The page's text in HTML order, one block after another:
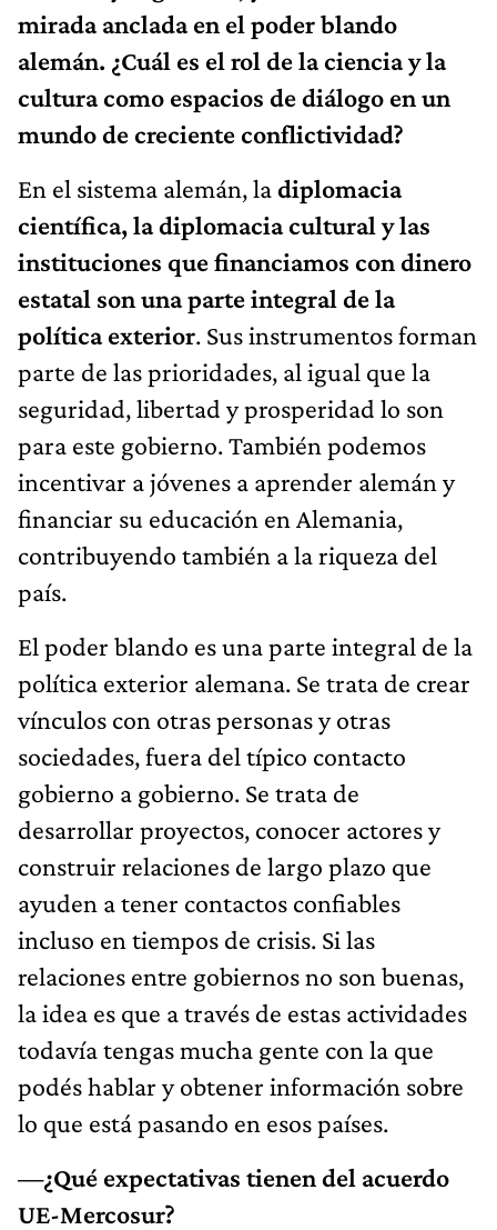
mirada anclada en el poder blando
alemán. ¿Cuál es el rol de la ciencia y la
cultura como espacios de diálogo en un
mundo de creciente conflictividad?
En el sistema alemán, ladiplomacia
científica, la diplomacia cultural y las
instituciones que financiamos con dinero
estatal son una parte integral de la
política exterior. Sus instrumentos forman
parte de las prioridades, al igual que la
seguridad, libertad y prosperidad lo son
para este gobierno. También podemos
incentivar a jóvenes a aprender alemán y
financiar su educación en Alemania,
contribuyendo también a la riqueza del
país.
El poder blando es una parte integral de la
política exterior alemana. Se trata de crear
vínculos con otras personas y otras
sociedades, fuera del típico contacto
gobierno a gobierno. Se trata de
desarrollar proyectos, conocer actores y
construir relaciones de largo plazo que
ayuden a tener contactos confiables
incluso en tiempos de crisis. Si las
relaciones entre gobiernos no son buenas,
la idea es que a través de estas actividades
todavía tengas mucha gente con la que
podés hablar y obtener información sobre
lo que está pasando en esos países.
—¿Qué expectativas tienen del acuerdo
UE-Mercosur?